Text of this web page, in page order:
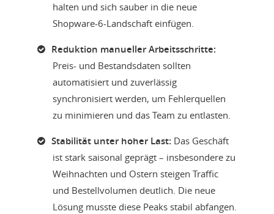
halten und sich sauber in die neue
Shopware-6-Landschaft einfügen.
Reduktion manueller Arbeitsschritte:
Preis- und Bestandsdaten sollten
automatisiert und zuverlässig
synchronisiert werden, um Fehlerquellen
zu minimieren und das Team zu entlasten.
Stabilität unter hoher Last: Das Geschäft
ist stark saisonal geprägt – insbesondere zu
Weihnachten und Ostern steigen Traffic
und Bestellvolumen deutlich. Die neue
Lösung musste diese Peaks stabil abfangen.